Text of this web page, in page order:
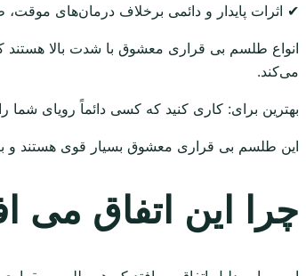
✔ اثرات پایدار و دائمی برخلاف درمان‌های
انواع طلسم بی قراری معشوق با شدت بالا
می‌کند.
بهترین برای: کاری کنید که کسی دائماً رویای شما
این طلسم بی قراری معشوق بسیار قوی هستند و
چرا این اتفاق می